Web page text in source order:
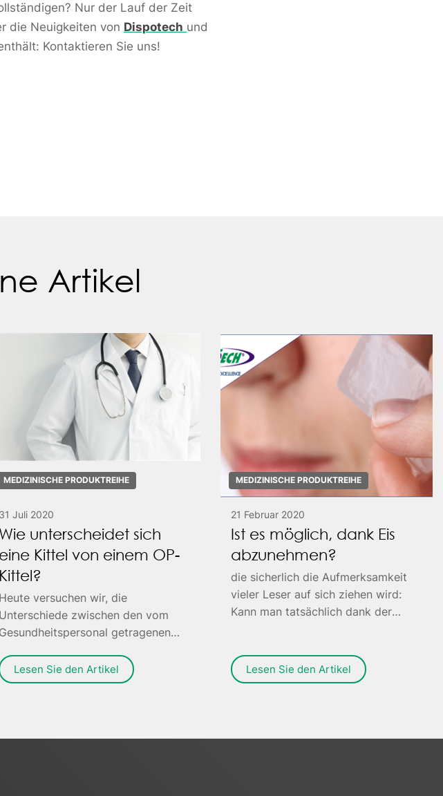
Nur der Lauf der Zeit
die Neuigkeiten von Dispotech und
Kontaktieren Sie uns!
Artikel
MEDIZINISCHE PRODUKTREIHE
31 Juli 2020
Wie unterscheidet sich
eine Kittel von einem OP-
Kittel?
Heute versuchen wir, die
Unterschiede zwischen den vom
Gesundheitspersonal getragenen
Lesen Sie den Artikel
MEDIZINISCHE PRODUKTREIHE
21 Februar 2020
Ist es möglich, dank Eis
abzunehmen?
die sicherlich die Aufmerksamkeit
vieler Leser auf sich ziehen wird:
Kann man tatsächlich dank der
Lesen Sie den Artikel